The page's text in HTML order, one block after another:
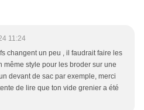
11:24
changent un peu , il faudrait faire les
même style pour les broder sur une
devant de sac par exemple, merci
de lire que ton vide grenier a été